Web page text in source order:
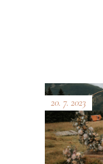
20. 7. 2023